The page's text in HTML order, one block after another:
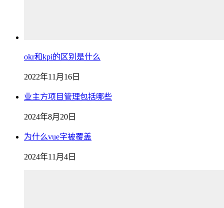
okr和kpi的区别是什么
2022年11月16日
业主方项目管理包括哪些
2024年8月20日
为什么vue字被覆盖
2024年11月4日